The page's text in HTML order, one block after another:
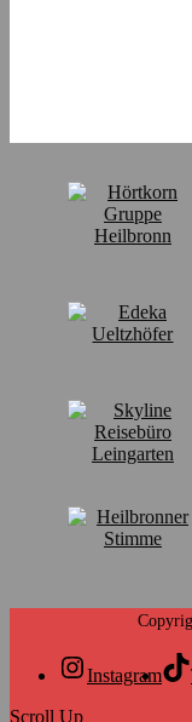
Instagram
Scroll Up